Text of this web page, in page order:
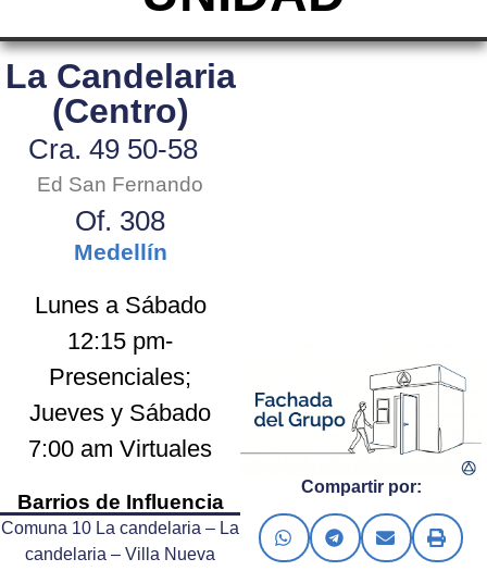
La Candelaria
(Centro)
Cra. 49 50-58
Ed San Fernando
Of. 308
Medellín
Lunes a Sábado
12:15 pm-
Presenciales;
Jueves y Sábado
7:00 am Virtuales
Barrios de Influencia
Comuna 10 La candelaria – La
candelaria – Villa Nueva
Compartir por: